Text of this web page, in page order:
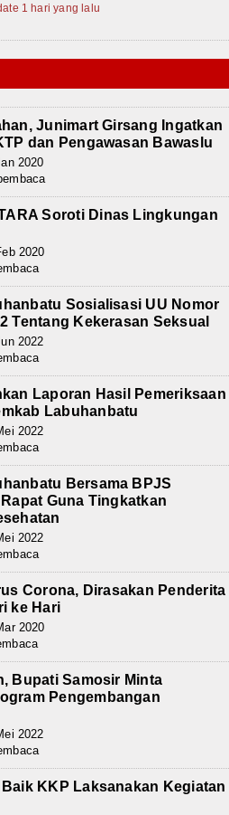
1 hari yang lalu
Junimart Girsang Ingatkan
dan Pengawasan Bawaslu
2020
Soroti Dinas Lingkungan
2020
Sosialisasi UU Nomor
Tentang Kekerasan Seksual
2022
Laporan Hasil Pemeriksaan
Labuhanbatu
2022
Bersama BPJS
Guna Tingkatkan
2022
Corona, Dirasakan Penderita
ke Hari
2020
Bupati Samosir Minta
Pengembangan
2022
KKP Laksanakan Kegiatan